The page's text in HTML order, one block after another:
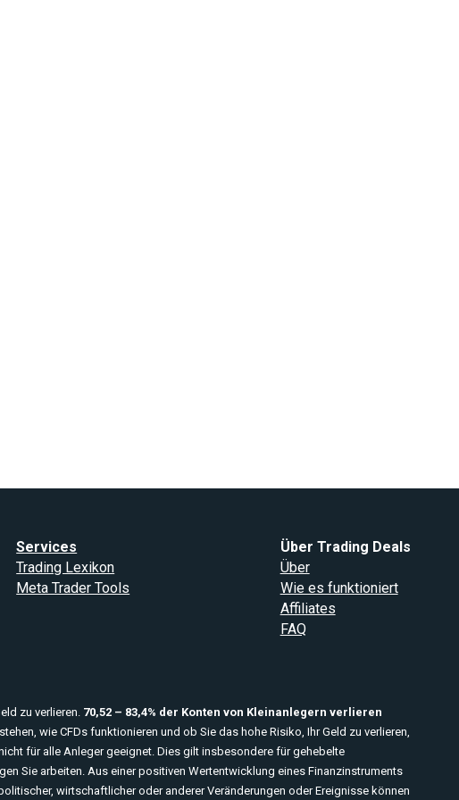
Services
Trading Lexikon
Meta Trader Tools
Über Trading Deals
Über
Wie es funktioniert
Affiliates
FAQ
zu verlieren. 70,52 – 83,4% der Konten von Kleinanlegern verlieren
wie CFDs funktionieren und ob Sie das hohe Risiko, Ihr Geld zu verlieren,
für alle Anleger geeignet. Dies gilt insbesondere für gehebelte
Sie arbeiten. Aus einer positiven Wertentwicklung eines Finanzinstruments
wirtschaftlicher oder anderer Veränderungen oder Ereignisse können